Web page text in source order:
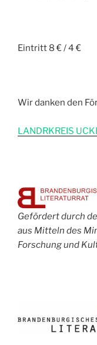
Eintritt 8 € / 4 €
Wir danken den
LANDRKREIS
Gefördert durch
aus Mitteln des
Forschung und